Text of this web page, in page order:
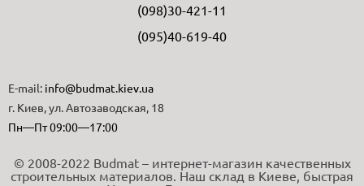
(098)30-421-11
(095)40-619-40
E-mail: info@budmat.kiev.ua
г. Киев, ул. Автозаводская, 18
Пн—Пт 09:00—17:00
© 2008-2022 Budmat – интернет-магазин качественных
строительных материалов. Наш склад в Киеве, быстрая